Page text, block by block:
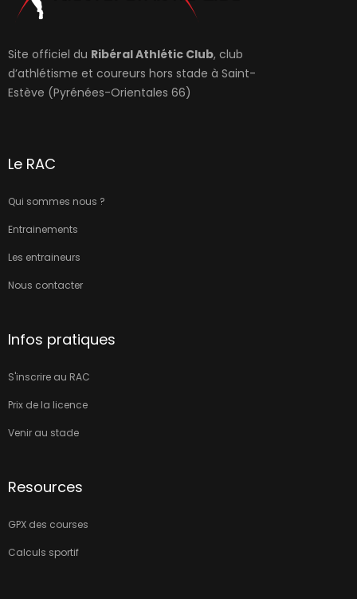
Site officiel du Ribéral Athlétic Club, club
d’athlétisme et coureurs hors stade à Saint-
Estève (Pyrénées-Orientales 66)
Le RAC
Qui sommes nous ?
Entrainements
Les entraineurs
Nous contacter
Infos pratiques
S'inscrire au RAC
Prix de la licence
Venir au stade
Resources
GPX des courses
Calculs sportif